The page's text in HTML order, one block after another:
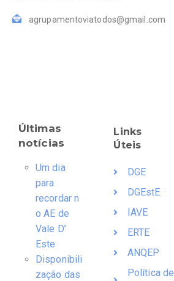
agrupamentoviatodos@gmail.com
Últimas
notícias
Um dia
para
recordar n
o AE de
Vale D’
Este
Disponibili
zação das
Links
Úteis
DGE
DGEstE
IAVE
ERTE
ANQEP
Política de